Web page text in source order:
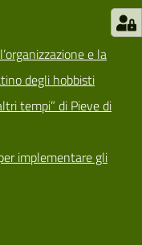
e la
degli hobbisti
tempi” di Pieve di
implementare gli